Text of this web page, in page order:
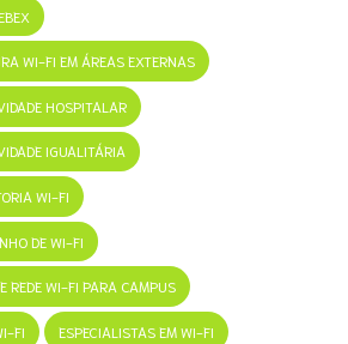
WI-FI EM ÁREAS EXTERNAS
HOSPITALAR
IGUALITÁRIA
WI-FI
DE WI-FI
REDE WI-FI PARA CAMPUS
FI ESPECIALISTAS EM WI-FI